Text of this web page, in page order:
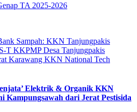
TA 2025-2026
Karawang KKN National Tech
Elektrik & Organik KKN
Kampungsawah dari Jerat Pestisida